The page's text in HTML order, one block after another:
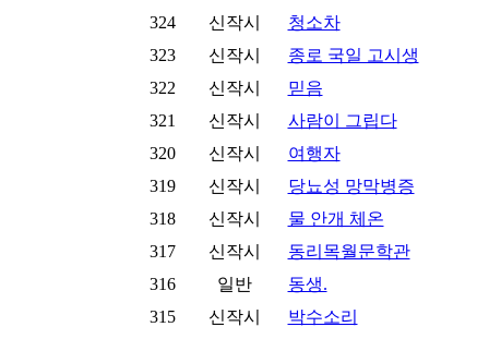
324
신작시
청소차
323
신작시
종로 국일 고시생
322
신작시
믿음
321
신작시
사람이 그립다
320
신작시
여행자
319
신작시
당뇨성 망막병증
318
신작시
물 안개 체온
317
신작시
동리목월문학관
316
일반
동생.
315
신작시
박수소리